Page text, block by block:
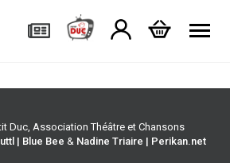
Duc, Association Théâtre et Chansons
| Blue Bee & Nadine Triaire | Perikan.net